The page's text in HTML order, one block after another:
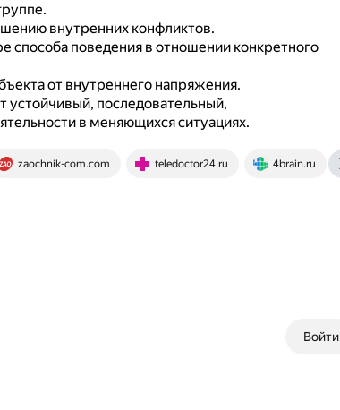
внутренних конфликтов.
способа поведения в отношении конкретного
от внутреннего напряжения.
устойчивый, последовательный,
в меняющихся ситуациях.
zaochnik-com.com teledoctor24.ru 4brain.ru
Войти